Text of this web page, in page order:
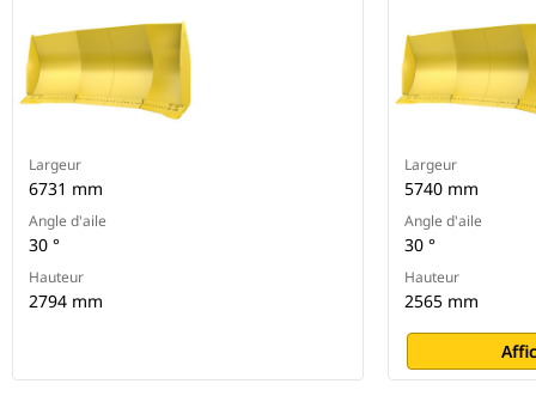
Largeur
6731 mm
Angle d'aile
30 °
Hauteur
2794 mm
Largeur
5740 mm
Angle d'aile
30 °
Hauteur
2565 mm